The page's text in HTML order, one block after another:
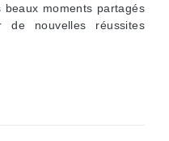
moments partagés
nouvelles réussites
2025 !